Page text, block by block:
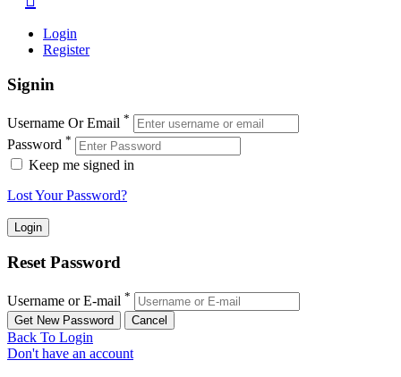
Login
Register
Signin
Username Or Email *
Password *
Keep me signed in
Lost Your Password?
Reset Password
Username or E-mail *
Back To Login
Don't have an account